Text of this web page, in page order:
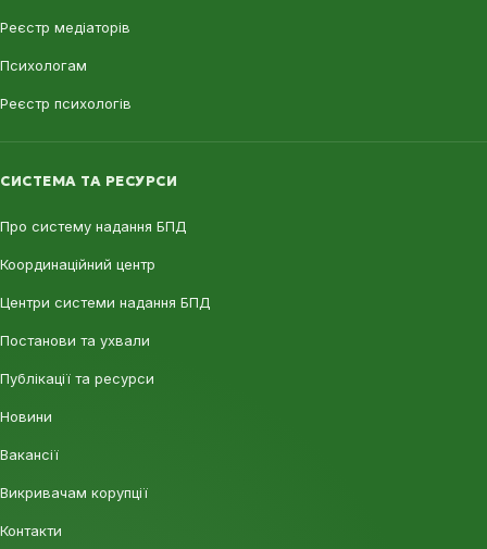
Реєстр медіаторів
Психологам
Реєстр психологів
СИСТЕМА ТА РЕСУРСИ
Про систему надання БПД
Координаційний центр
Центри системи надання БПД
Постанови та ухвали
Публікації та ресурси
Новини
Вакансії
Викривачам корупції
Контакти